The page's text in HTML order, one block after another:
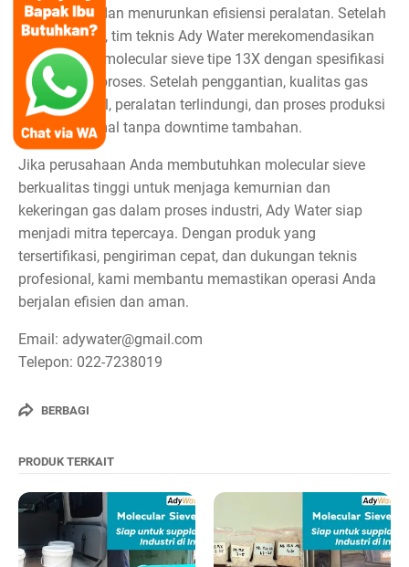
risiko korosi dan menurunkan efisiensi peralatan. Setelah
berkonsultasi, tim teknis Ady Water merekomendasikan
penggunaan molecular sieve tipe 13X dengan spesifikasi
yang sesuai proses. Setelah penggantian, kualitas gas
kembali stabil, peralatan terlindungi, dan proses produksi
berjalan normal tanpa downtime tambahan.
Jika perusahaan Anda membutuhkan molecular sieve
berkualitas tinggi untuk menjaga kemurnian dan
kekeringan gas dalam proses industri, Ady Water siap
menjadi mitra tepercaya. Dengan produk yang
tersertifikasi, pengiriman cepat, dan dukungan teknis
profesional, kami membantu memastikan operasi Anda
berjalan efisien dan aman.
Email: adywater@gmail.com
Telepon: 022-7238019
BERBAGI
PRODUK TERKAIT